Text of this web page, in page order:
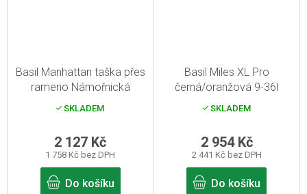
Basil Manhattan taška přes
rameno Námořnická
modrá 12l
SKLADEM
1 758 Kč bez DPH
2 127 Kč
Do košíku
Basil Miles XL Pro
černá/oranžová 9-36l
SKLADEM
2 441 Kč bez DPH
2 954 Kč
Do košíku